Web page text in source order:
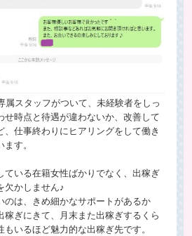
属スタッフがついて、未経験者をしっ
せ時点と待遇が違わないか、改善して
仕事終わりにヒアリングをして働き
す。
ている在籍女性ばかりでなく、出稼ぎ
欠かしません♪
のは、きめ細かなサポートがあるか
稼ぎにきて、月末また出稼ぎするくら
いるほど魅力的な出稼ぎ先です。